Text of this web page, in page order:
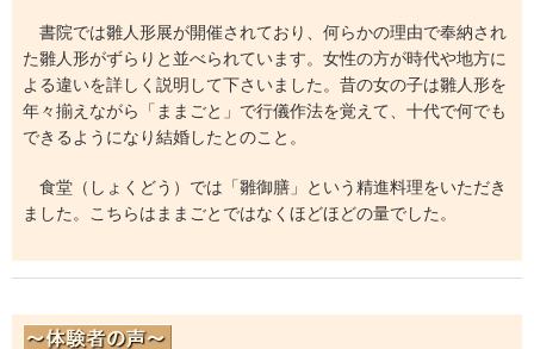
書院では雛人形展が開催されており、何らかの理由で奉納され
た雛人形がずらりと並べられています。女性の方が時代や地方に
よる違いを詳しく説明して下さいました。昔の女の子は雛人形を
年々揃えながら「ままごと」で行儀作法を覚えて、十代で何でも
できるようになり結婚したとのこと。
食堂（しょくどう）では「雛御膳」という精進料理をいただき
ました。こちらはままごとではなくほどほどの量でした。